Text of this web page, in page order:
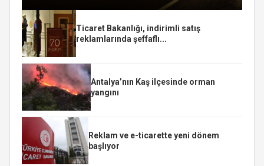
Ticaret Bakanlığı, indirimli satış
reklamlarında şeffaflı...
Antalya’nın Kaş ilçesinde orman
yangını
Reklam ve e-ticarette yeni dönem
başlıyor